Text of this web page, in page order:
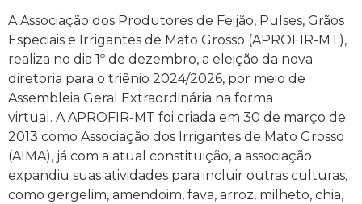
A Associação dos Produtores de Feijão, Pulses, Grãos
Especiais e Irrigantes de Mato Grosso (APROFIR-MT),
realiza no dia 1º de dezembro, a eleição da nova
diretoria para o triênio 2024/2026, por meio de
Assembleia Geral Extraordinária na forma
virtual. A APROFIR-MT foi criada em 30 de março de
2013 como Associação dos Irrigantes de Mato Grosso
(AIMA), já com a atual constituição, a associação
expandiu suas atividades para incluir outras culturas,
como gergelim, amendoim, fava, arroz, milheto, chia,